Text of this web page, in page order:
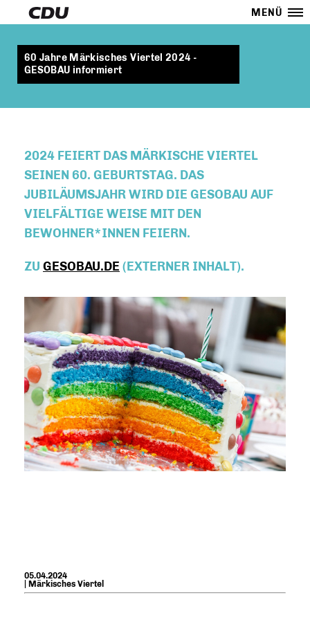
MENÜ
60 Jahre Märkisches Viertel 2024 -
GESOBAU informiert
2024 FEIERT DAS MÄRKISCHE VIERTEL
SEINEN 60. GEBURTSTAG. DAS
JUBILÄUMSJAHR WIRD DIE GESOBAU AUF
VIELFÄLTIGE WEISE MIT DEN
BEWOHNER*INNEN FEIERN.
ZU GESOBAU.DE (EXTERNER INHALT).
05.04.2024
| Märkisches Viertel